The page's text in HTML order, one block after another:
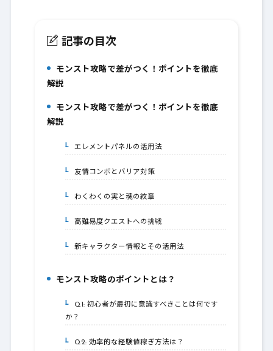
記事の目次
モンスト攻略で差がつく！ポイントを徹底
解説
モンスト攻略で差がつく！ポイントを徹底
解説
2-1.エレメントパネルの活用法
2-2.友情コンボとバリア対策
2-3.わくわくの実と魂の紋章
2-4.高難易度クエストへの挑戦
2-5.新キャラクター情報とその活用法
モンスト攻略のポイントとは？
3-1.Q1: 初心者が最初に意識すべきことは何です
か？
3-2.Q2: 効率的な経験値稼ぎ方法は？